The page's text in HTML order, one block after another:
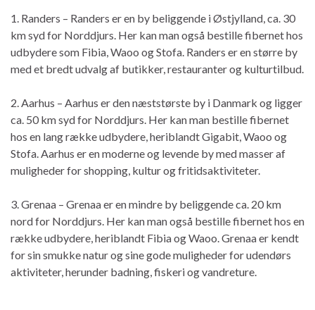
1. Randers – Randers er en by beliggende i Østjylland, ca. 30
km syd for Norddjurs. Her kan man også bestille fibernet hos
udbydere som Fibia, Waoo og Stofa. Randers er en større by
med et bredt udvalg af butikker, restauranter og kulturtilbud.
2. Aarhus – Aarhus er den næststørste by i Danmark og ligger
ca. 50 km syd for Norddjurs. Her kan man bestille fibernet
hos en lang række udbydere, heriblandt Gigabit, Waoo og
Stofa. Aarhus er en moderne og levende by med masser af
muligheder for shopping, kultur og fritidsaktiviteter.
3. Grenaa – Grenaa er en mindre by beliggende ca. 20 km
nord for Norddjurs. Her kan man også bestille fibernet hos en
række udbydere, heriblandt Fibia og Waoo. Grenaa er kendt
for sin smukke natur og sine gode muligheder for udendørs
aktiviteter, herunder badning, fiskeri og vandreture.